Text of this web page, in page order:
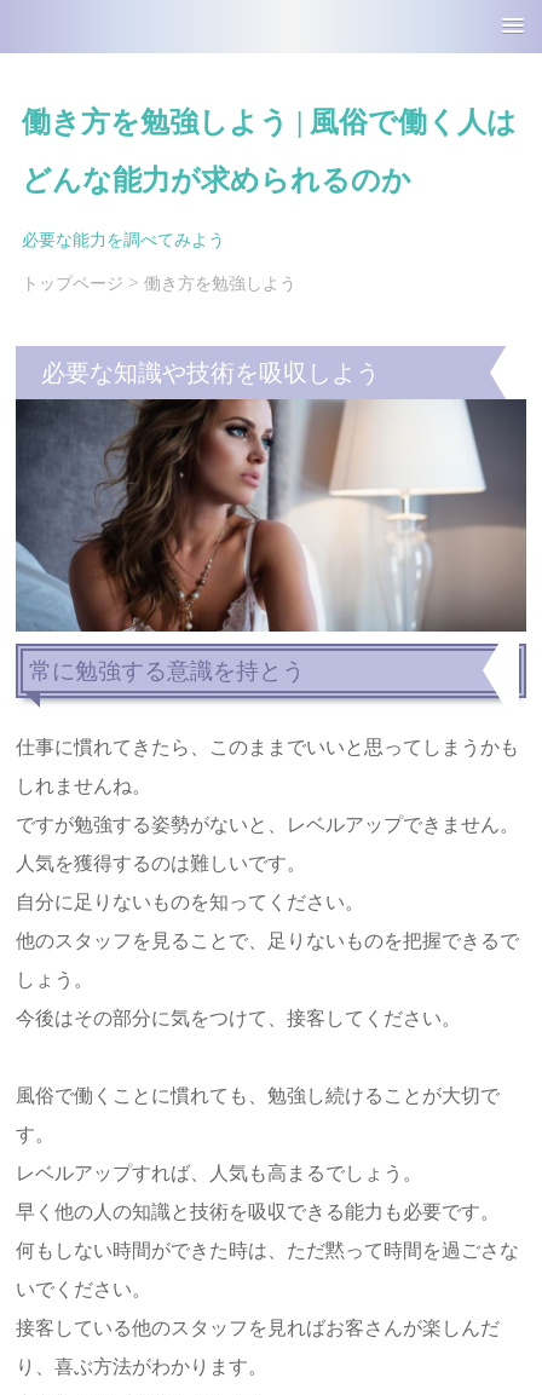
働き方を勉強しよう | 風俗で働く人は
どんな能力が求められるのか
必要な能力を調べてみよう
トップページ > 働き方を勉強しよう
必要な知識や技術を吸収しよう
常に勉強する意識を持とう
仕事に慣れてきたら、このままでいいと思ってしまうかも
しれませんね。
ですが勉強する姿勢がないと、レベルアップできません。
人気を獲得するのは難しいです。
自分に足りないものを知ってください。
他のスタッフを見ることで、足りないものを把握できるで
しょう。
今後はその部分に気をつけて、接客してください。
風俗で働くことに慣れても、勉強し続けることが大切で
す。
レベルアップすれば、人気も高まるでしょう。
早く他の人の知識と技術を吸収できる能力も必要です。
何もしない時間ができた時は、ただ黙って時間を過ごさな
いでください。
接客している他のスタッフを見ればお客さんが楽しんだ
り、喜ぶ方法がわかります。